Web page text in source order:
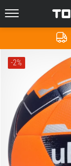
Top4Sport.ro
-2%